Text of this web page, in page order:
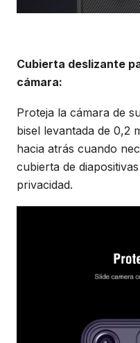
Cubierta deslizante
cámara:
Proteja la cámara de
bisel levantada de 0,2
hacia atrás cuando
cubierta de
privacidad.